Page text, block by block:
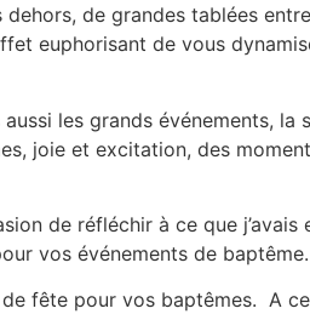
de grandes tablées
euphorisant de vous
les grands événements, la
joie et excitation, des
de réfléchir à ce que
vos événements de baptême.
fête pour vos baptêmes. A